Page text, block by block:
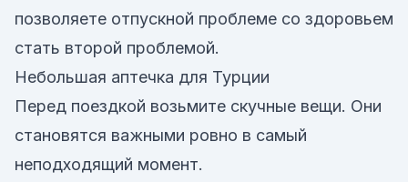
позволяете отпускной проблеме со здоровьем
стать второй проблемой.
Небольшая аптечка для Турции
Перед поездкой возьмите скучные вещи. Они
становятся важными ровно в самый
неподходящий момент.